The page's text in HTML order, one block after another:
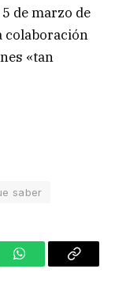
de marzo de
colaboración
«tan
saber
WhatsAppCopy